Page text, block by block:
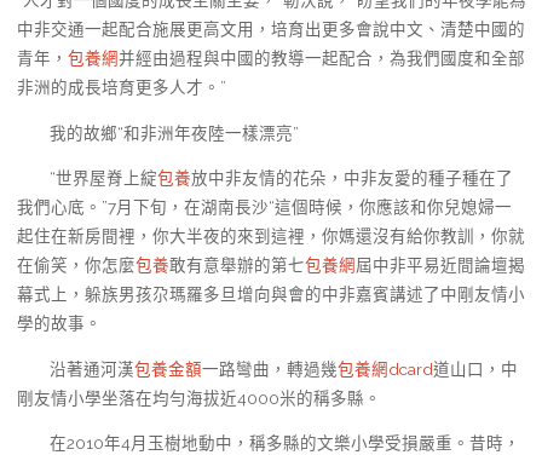
中非交通一起配合施展更高文用，培育出更多會說中文、清楚中國的
青年， 包養網并經由過程與中國的教導一起配合，為我們國度和全部
非洲的成長培育更多人才。”
我的故鄉“和非洲年夜陸一樣漂亮”
“世界屋脊上綻包養放中非友情的花朵，中非友愛的種子種在了
我們心底。”7月下旬，在湖南長沙“這個時候，你應該和你兒媳婦一
起住在新房間裡，你大半夜的來到這裡，你媽還沒有給你教訓，你就
在偷笑，你怎麼包養敢有意舉辦的第七包養網屆中非平易近間論壇揭
幕式上，躲族男孩尕瑪羅多旦增向與會的中非嘉賓講述了中剛友情小
學的故事。
沿著通河漢包養金額一路彎曲，轉過幾包養網dcard道山口，中
剛友情小學坐落在均勻海拔近4000米的稱多縣。
在2010年4月玉樹地動中，稱多縣的文樂小學受損嚴重。昔時，